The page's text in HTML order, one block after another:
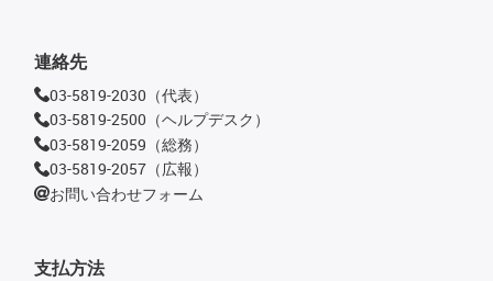
支払方法
連絡先
03-5819-2030（代表）
03-5819-2500（ヘルプデスク）
03-5819-2059（総務）
03-5819-2057（広報）
お問い合わせフォーム